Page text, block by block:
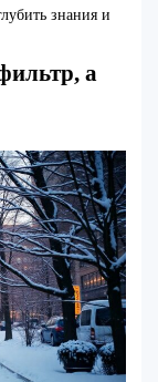
знания и
а